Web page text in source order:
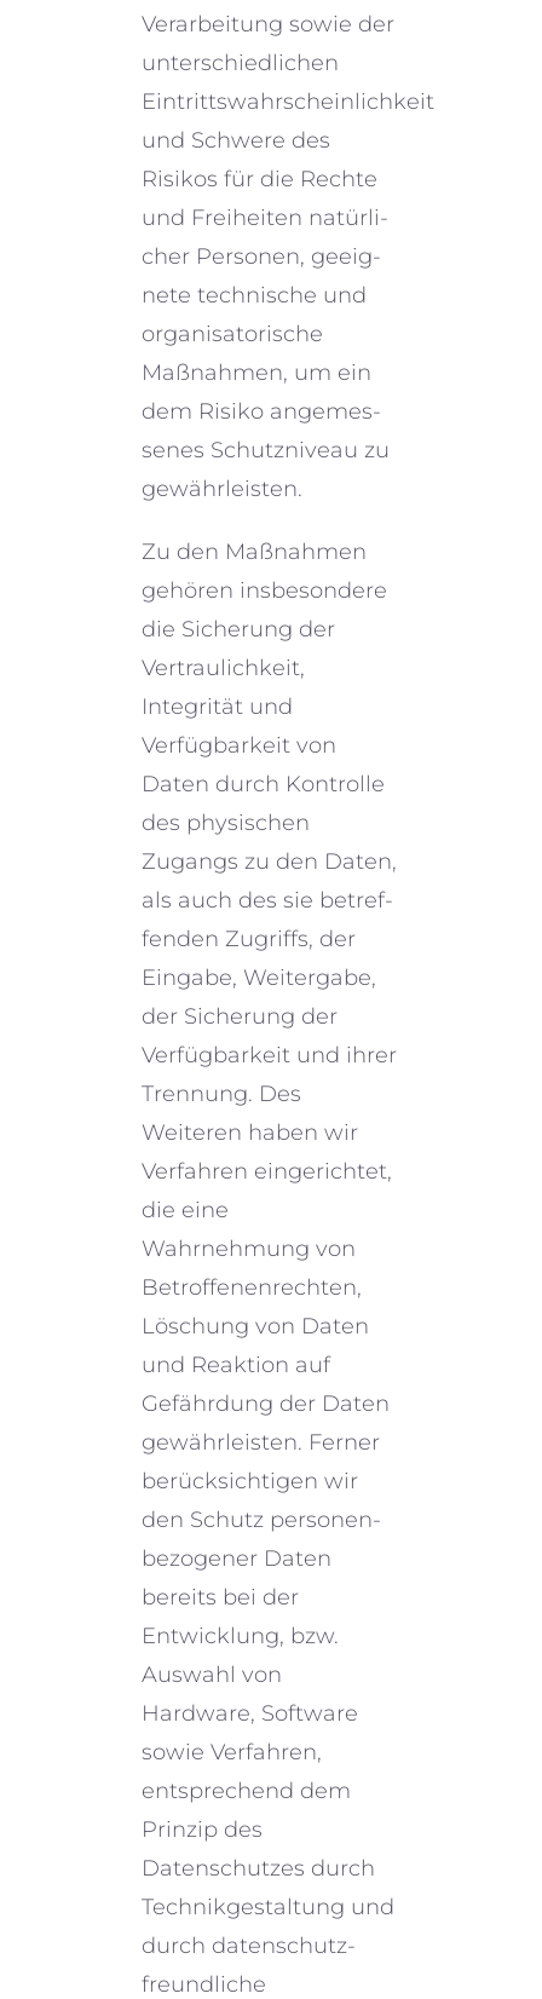
Verarbeitung sowie der
unter­schied­li­chen
Eintrittswahrscheinlichkeit
und Schwere des
Risikos für die Rechte
und Freiheiten natür­li­
cher Personen, geeig­
nete techni­sche und
organi­sa­to­ri­sche
Maßnahmen, um ein
dem Risiko angemes­
se­nes Schutzniveau zu
gewährleisten.
Zu den Maßnahmen
gehören insbe­son­dere
die Sicherung der
Vertraulichkeit,
Integrität und
Verfügbarkeit von
Daten durch Kontrolle
des physi­schen
Zugangs zu den Daten,
als auch des sie betref­
fen­den Zugriffs, der
Eingabe, Weitergabe,
der Sicherung der
Verfügbarkeit und ihrer
Trennung. Des
Weiteren haben wir
Verfahren einge­rich­tet,
die eine
Wahrnehmung von
Betroffenenrechten,
Löschung von Daten
und Reaktion auf
Gefährdung der Daten
gewähr­lei­sten. Ferner
berück­sich­ti­gen wir
den Schutz perso­nen­
be­zo­ge­ner Daten
bereits bei der
Entwicklung, bzw.
Auswahl von
Hardware, Software
sowie Verfahren,
entspre­chend dem
Prinzip des
Datenschutzes durch
Technikgestaltung und
durch daten­schutz­
freund­li­che